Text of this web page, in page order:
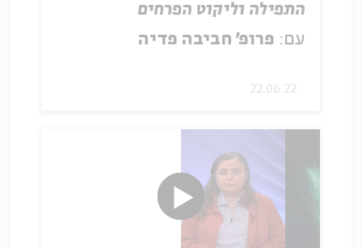
התפילה וליקוט הפרחים
עם: פרופ׳ חביבה פדיה
22.06.22